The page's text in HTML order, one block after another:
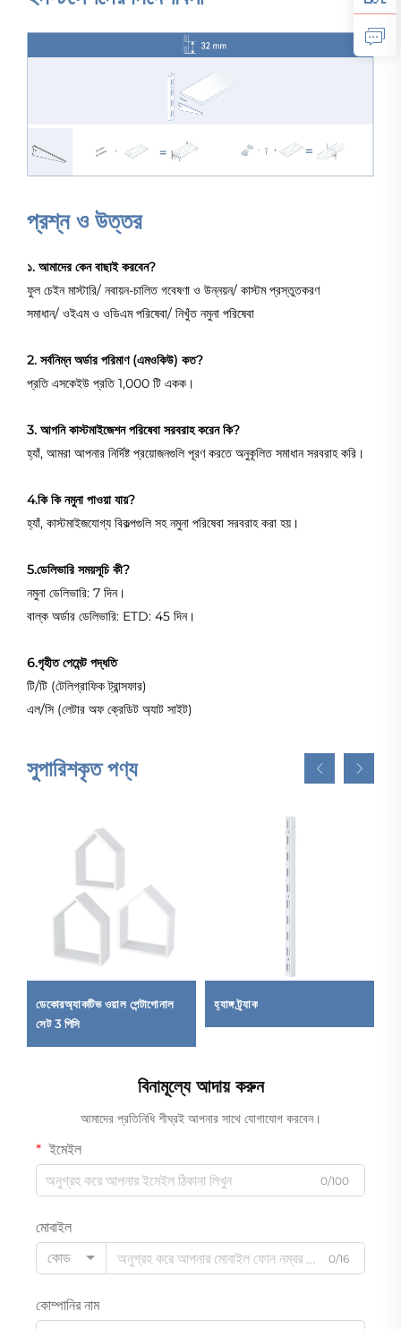
প্রশ্ন ও উত্তর
১. আমাদের কেন বাছাই করবেন?
ফুল চেইন মাস্টারি/ নবায়ন-চালিত গবেষণা ও উন্নয়ন/ কাস্টম প্রস্তুতকরণ
সমাধান/ ওইএম ও ওডিএম পরিষেবা/ নিখুঁত নমুনা পরিষেবা
2. সর্বনিম্ন অর্ডার পরিমাণ (এমওকিউ) কত?
প্রতি এসকেইউ প্রতি 1,000 টি একক।
3. আপনি কাস্টমাইজেশন পরিষেবা সরবরাহ করেন কি?
হ্যাঁ, আমরা আপনার নির্দিষ্ট প্রয়োজনগুলি পূরণ করতে অনুকূলিত সমাধান সরবরাহ করি।
4.কি কি নমুনা পাওয়া যায়?
হ্যাঁ, কাস্টমাইজযোগ্য বিকল্পগুলি সহ নমুনা পরিষেবা সরবরাহ করা হয়।
5.ডেলিভারি সময়সূচি কী?
নমুনা ডেলিভারি: 7 দিন।
বাল্ক অর্ডার ডেলিভারি: ETD: 45 দিন।
6.গৃহীত পেমেন্ট পদ্ধতি
টি/টি (টেলিগ্রাফিক ট্রান্সফার)
এল/সি (লেটার অফ ক্রেডিট অ্যাট সাইট)
সুপারিশকৃত পণ্য
ডেকোরঅ্যাকটিভ ওয়াল পেন্টাগোনাল
সেট 3 পিসি
হ্যাঙ্গ ট্র্যাক
বিনামূল্যে আদায় করুন
আমাদের প্রতিনিধি শীঘ্রই আপনার সাথে যোগাযোগ করবেন।
ইমেইল
0/100
মোবাইল
কোড
0/16
কোম্পানির নাম